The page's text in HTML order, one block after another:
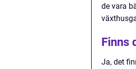
de vara
Finns
Ja, det